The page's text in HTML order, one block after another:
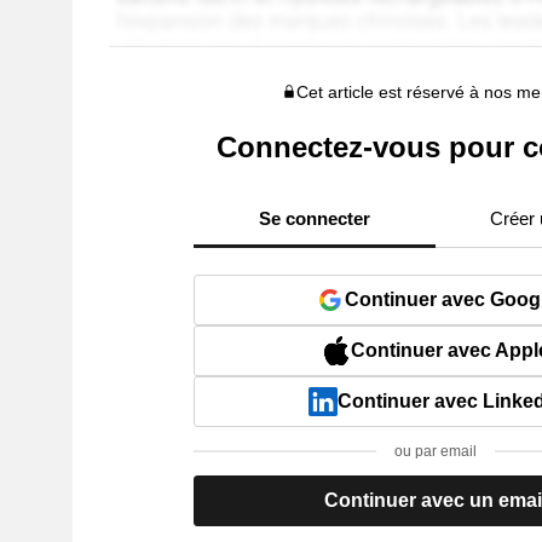
Cet article est réservé à nos
Connectez-vous pour
Se connecter Créer
Continuer avec
Continuer avec
Continuer avec
ou par email
Continuer avec un email